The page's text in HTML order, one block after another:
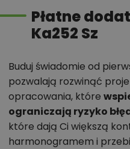
Płatne
Ka252 Sz
Buduj świadomie od
pozwalają rozwinąć
opracowania, które
ograniczają ryzyko
które dają Ci większą
harmonogramem i